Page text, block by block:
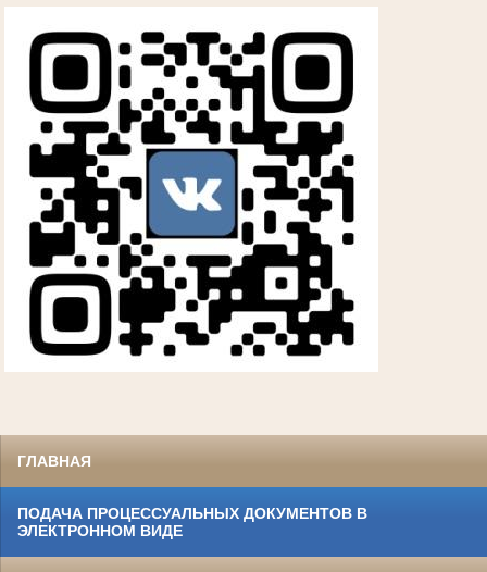
ГЛАВНАЯ
ПОДАЧА ПРОЦЕССУАЛЬНЫХ ДОКУМЕНТОВ В
ЭЛЕКТРОННОМ ВИДЕ